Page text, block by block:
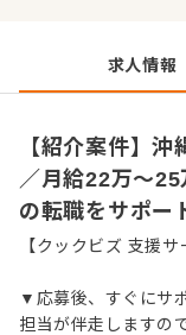
求人情報
【紹介案件】
／月給22万〜
の転職をサポー
【クックビズ 支援
▼応募後、すぐにサ
担当が伴走しますの